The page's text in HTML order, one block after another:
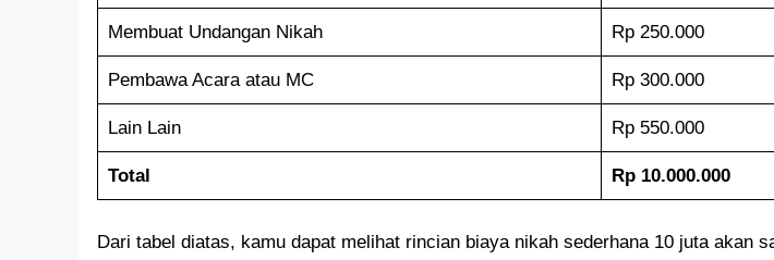
Membuat Undangan Nikah Rp 250.000
Pembawa Acara atau MC Rp 300.000
Lain Lain Rp 550.000
Total Rp 10.000.000
Dari tabel diatas, kamu dapat melihat rincian biaya nikah sederhana 10 juta akan